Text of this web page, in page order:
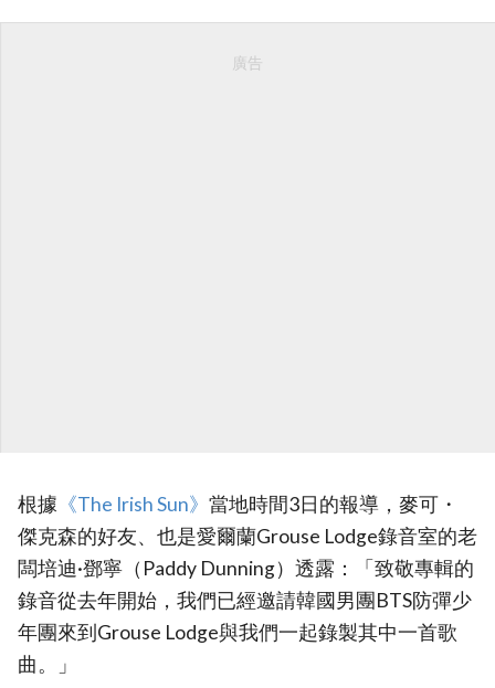
廣告
根據 《The Irish Sun》 當地時間3日的報導，麥可・
傑克森的好友、也是愛爾蘭Grouse Lodge錄音室的老
闆培迪·鄧寧（Paddy Dunning）透露：「致敬專輯的
錄音從去年開始，我們已經邀請韓國男團BTS防彈少
年團來到Grouse Lodge與我們一起錄製其中一首歌
曲。」